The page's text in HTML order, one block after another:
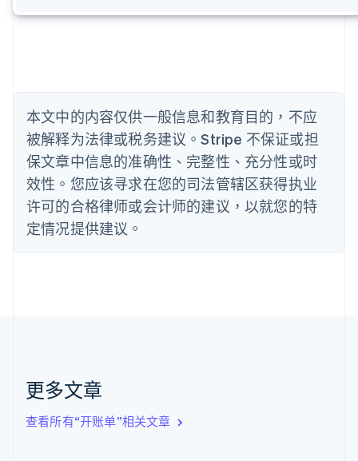
本文中的内容仅供一般信息和教育目的，不应
被解释为法律或税务建议。Stripe 不保证或担
保文章中信息的准确性、完整性、充分性或时
效性。您应该寻求在您的司法管辖区获得执业
许可的合格律师或会计师的建议，以就您的特
定情况提供建议。
更多文章
查看所有“开账单”相关文章
English
丹麦
English
德国
DeutschEnglish
法国
Français English
芬兰
English Svenska
荷兰
立陶宛
列支敦士登